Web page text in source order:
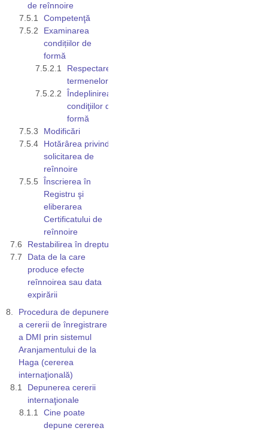
de reînnoire
Competenţă
Examinarea
condițiilor de
formă
Respectarea
termenelor
Îndeplinirea
condiţiilor de
formă
Modificări
Hotărârea privind
solicitarea de
reînnoire
Înscrierea în
Registru şi
eliberarea
Certificatului de
reînnoire
Restabilirea în drepturi
Data de la care
produce efecte
reînnoirea sau data
expirării
Procedura de depunere
a cererii de înregistrare
a DMI prin sistemul
Aranjamentului de la
Haga (cererea
internaţională)
Depunerea cererii
internaţionale
Cine poate
depune cererea